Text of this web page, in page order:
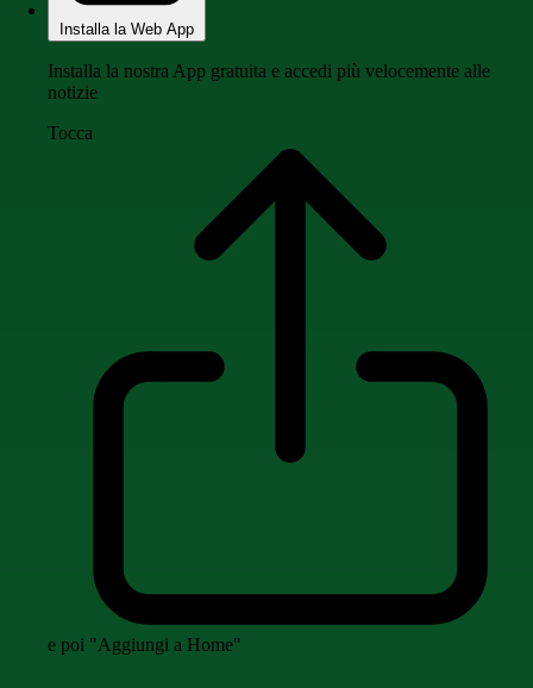
Installa la Web App
Installa la nostra App gratuita e accedi più velocemente alle
notizie
Tocca
e poi "Aggiungi a Home"